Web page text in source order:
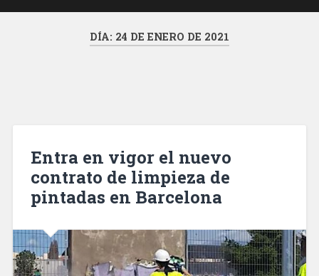
DÍA: 24 DE ENERO DE 2021
Entra en vigor el nuevo
contrato de limpieza de
pintadas en Barcelona